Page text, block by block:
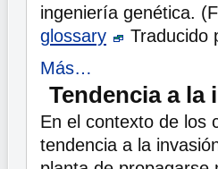
ingeniería genética.
glossary
Traducido
Más…
Tendencia a la
En el contexto de los
tendencia a la